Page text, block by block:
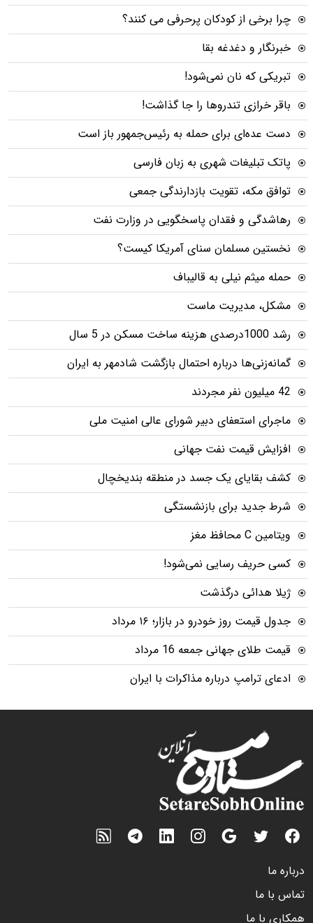
چرا برخی از کودکان پرحرفی می کنند؟
خبرنگار و دغدغه بقا
تبریکی که نان نمی‌شود!
باقر خرازی تندروها را جا گذاشت!
دست عده‌ای برای حمله به رئیس‌جمهور باز است
پاتک تبلیغات شهری به زبان فارسی
توافق مکه، تقویت بازدارندگی جمعی
رهاشدگی و فقدان پاسخگویی در وزارت نفت
نخستین مسلمان سنای آمریکا کیست؟
حمله میثم نیلی به قالیباف
مشکل، مدیریت ماست
رشد 1000درصدی هزینه ساخت مسکن در 5 سال
گمانه‌زنی‌ها درباره احتمال بازگشت شادمهر به ایران
42 میلیون نفر مجردند
ماجرای استعفای دبیر شورای عالی امنیت ملی
افزایش قیمت نفت جهانی
کشف بقایای یک جسد در منطقه بندیخچال
شرط جدید برای بازنشستگی
ویتامین C محافظ مغز
کسی حریف رسایی نمی‌شود!
ژیلا هدائی درگذشت
جدول قیمت روز خودرو در بازار؛ ۱۶ مرداد
قیمت طلای جهانی جمعه 16 مرداد
ادعای ترامپ درباره مذاکرات با ایران
درباره ما
تماس با ما
همکاری با ما